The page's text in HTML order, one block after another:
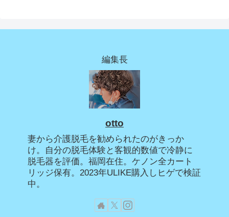
編集長
otto
妻から介護脱毛を勧められたのがきっか
け。自分の脱毛体験と客観的数値で冷静に
脱毛器を評価。福岡在住。ケノン全カート
リッジ保有。2023年ULIKE購入しヒゲで検証
中。